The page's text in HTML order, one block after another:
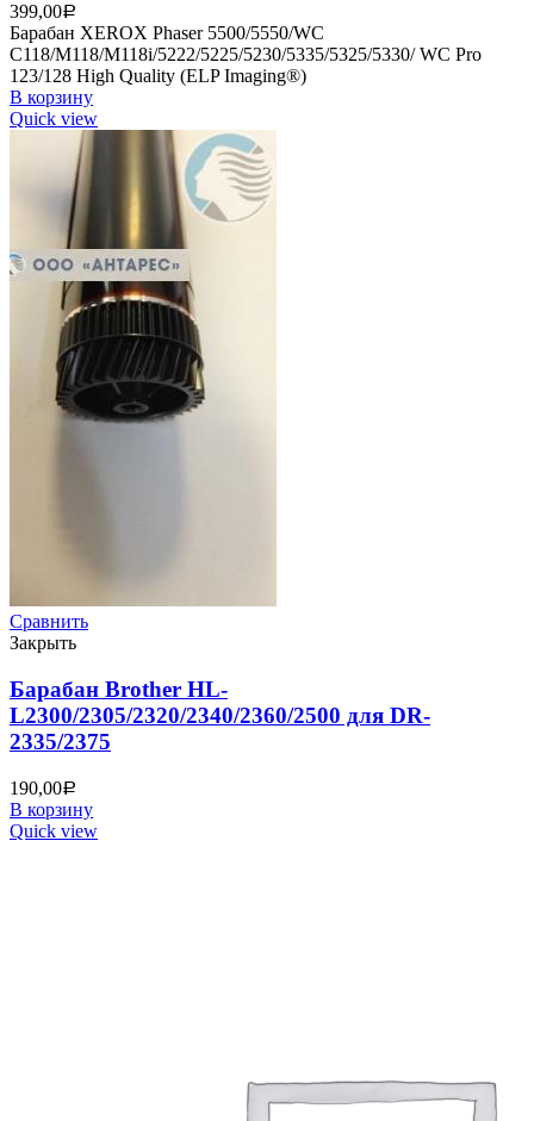
399,00Р
Барабан XEROX Phaser 5500/5550/WC
C118/M118/M118i/5222/5225/5230/5335/5325/5330/ WC Pro
123/128 High Quality (ELP Imaging®)
В корзину
Quick view
Сравнить
Закрыть
Барабан Brother HL-
L2300/2305/2320/2340/2360/2500 для DR-
2335/2375
190,00Р
В корзину
Quick view